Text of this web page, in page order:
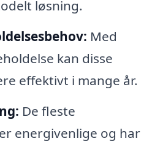
løsning.
Med
kan disse
effektivt i mange år.
De fleste
energivenlige og har